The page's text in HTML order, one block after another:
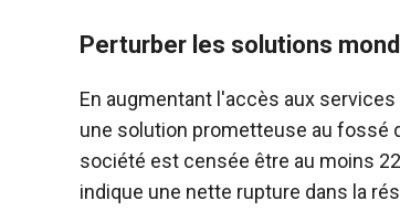
Perturber les solutions
En augmentant l'accès aux
une solution prometteuse au fossé
société est censée être au moins
indique une nette rupture dans la